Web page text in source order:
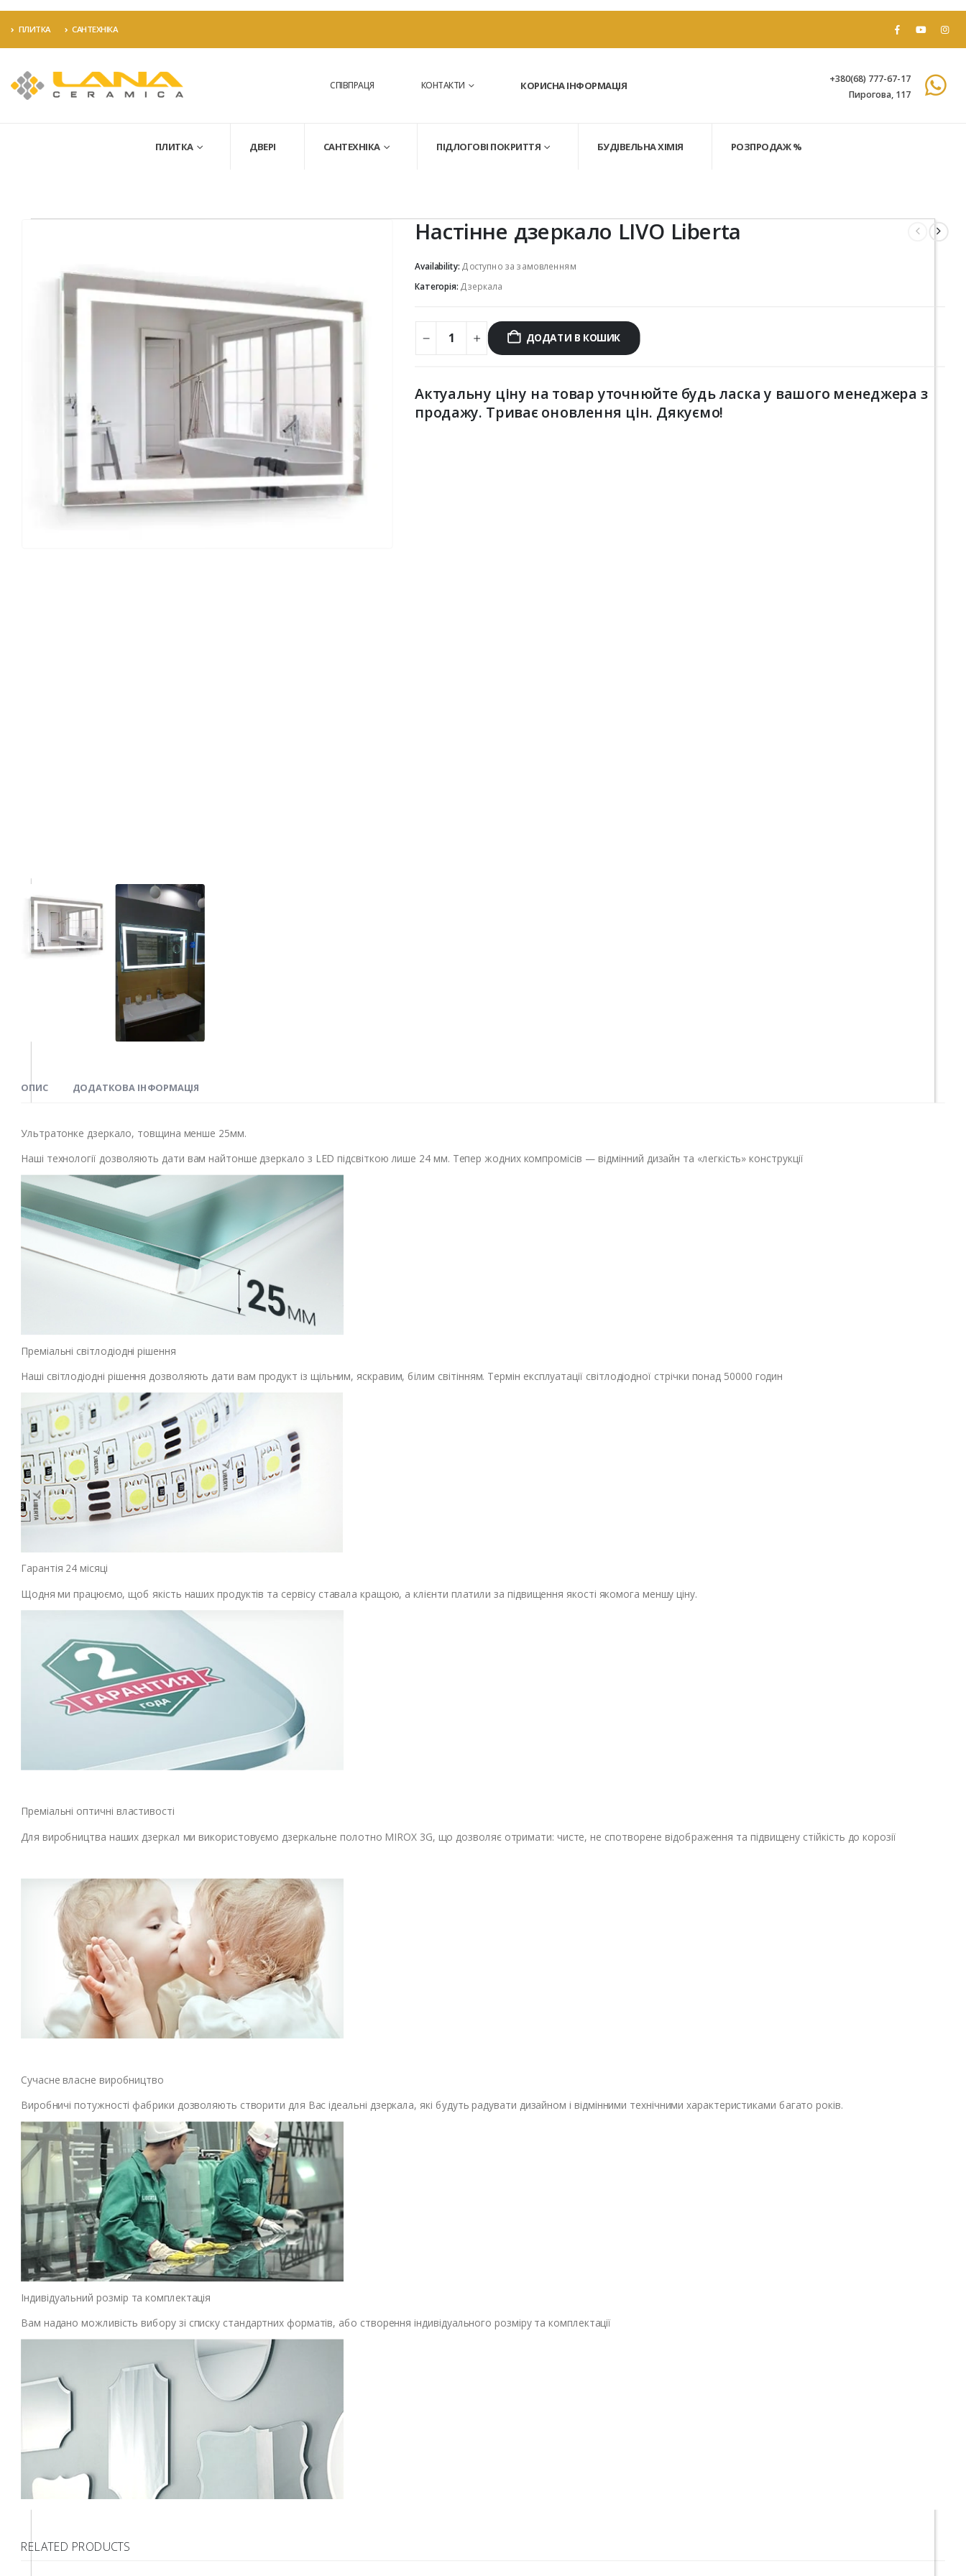
ПЛИТКА САНТЕХНІКА
СПІВПРАЦЯ КОНТАКТИ КОРИСНА ІНФОРМАЦІЯ
+380(68) 777-67-17
Пирогова, 117
ПЛИТКА ДВЕРІ САНТЕХНІКА ПІДЛОГОВІ ПОКРИТТЯ БУДІВЕЛЬНА ХІМІЯ РОЗПРОДАЖ %
Настінне дзеркало LIVO Liberta
Availability: Доступно за замовленням
Категорія: Дзеркала
ДОДАТИ В КОШИК
Актуальну ціну на товар уточнюйте будь ласка у вашого менеджера з
продажу. Триває оновлення цін. Дякуємо!
ОПИС ДОДАТКОВА ІНФОРМАЦІЯ
Ультратонке дзеркало, товщина менше 25мм.
Наші технології дозволяють дати вам найтонше дзеркало з LED підсвіткою лише 24 мм. Тепер жодних компромісів — відмінний дизайн та «легкість» конструкції
Преміальні світлодіодні рішення
Наші світлодіодні рішення дозволяють дати вам продукт із щільним, яскравим, білим світінням. Термін експлуатації світлодіодної стрічки понад 50000 годин
Гарантія 24 місяці
Щодня ми працюємо, щоб якість наших продуктів та сервісу ставала кращою, а клієнти платили за підвищення якості якомога меншу ціну.
Преміальні оптичні властивості
Для виробництва наших дзеркал ми використовуємо дзеркальне полотно MIROX 3G, що дозволяє отримати: чисте, не спотворене відображення та підвищену стійкість до корозії
Сучасне власне виробництво
Виробничі потужності фабрики дозволяють створити для Вас ідеальні дзеркала, які будуть радувати дизайном і відмінними технічними характеристиками багато років.
Індивідуальний розмір та комплектація
Вам надано можливість вибору зі списку стандартних форматів, або створення індивідуального розміру та комплектації
RELATED PRODUCTS